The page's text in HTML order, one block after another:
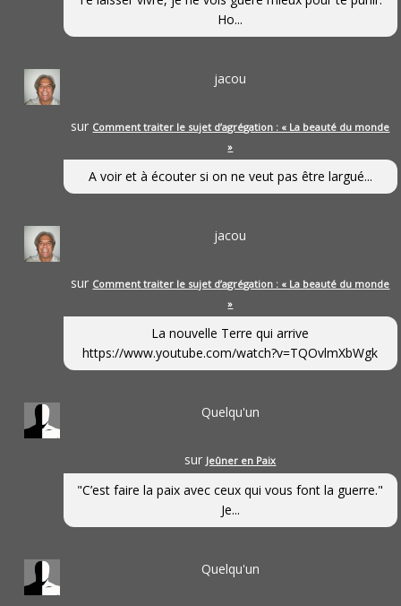
Ho...
jacou
sur Comment traiter le sujet d’agrégation : « La beauté du monde
»
A voir et à écouter si on ne veut pas être largué...
jacou
sur Comment traiter le sujet d’agrégation : « La beauté du monde
»
La nouvelle Terre qui arrive
https://www.youtube.com/watch?v=TQOvlmXbWgk
Quelqu'un
sur Jeûner en Paix
"C’est faire la paix avec ceux qui vous font la guerre."
Je...
Quelqu'un